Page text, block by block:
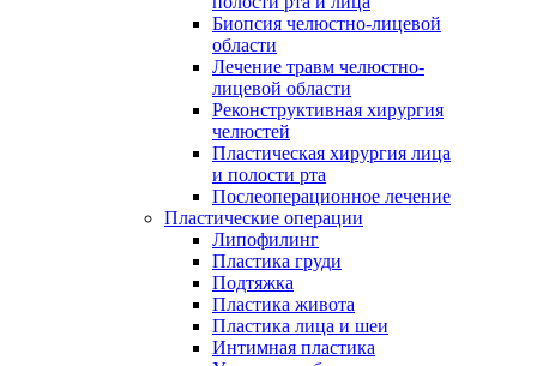
Биопсия челюстно-лицевой
области
Лечение травм челюстно-
лицевой области
Реконструктивная хирургия
челюстей
Пластическая хирургия лица
и полости рта
Послеоперационное лечение
Пластические операции
Липофилинг
Пластика груди
Подтяжка
Пластика живота
Пластика лица и шеи
Интимная пластика